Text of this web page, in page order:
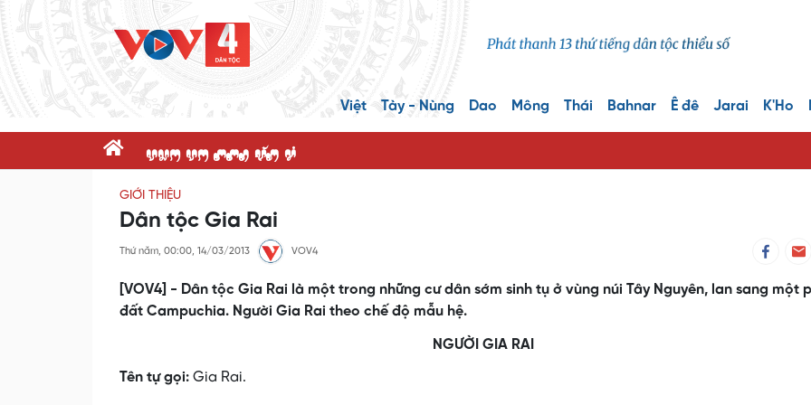
Việt Tày - Nùng Dao Mông Thái Bahnar Ê đê Jarai K'Ho
dnK dK ppR x@P c'
GIỚI THIỆU
Dân tộc Gia Rai
Thứ năm, 00:00, 14/03/2013 VOV4
[VOV4] - Dân tộc Gia Rai là một trong những cư dân sớm sinh tụ ở vùng núi Tây Nguyên, lan sang một
đất Campuchia. Người Gia Rai theo chế độ mẫu hệ.
NGƯỜI GIA RAI
Tên tự gọi: Gia Rai.